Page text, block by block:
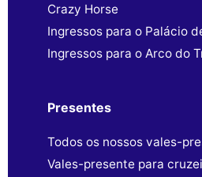
Crazy Horse
Ingressos para o Palácio
Ingressos para o Arco do
Presentes
Todos os nossos vales-
Vales-presente para